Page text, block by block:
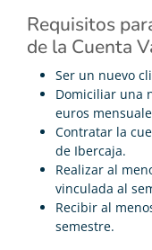
Requisitos
de la Cuenta
Ser un nuevo
Domiciliar una
euros
Contratar la
de Ibercaja.
Realizar al
vinculada al
Recibir al
semestre.